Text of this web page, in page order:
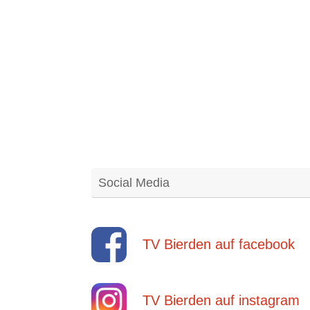
Social Media
TV Bierden auf facebook
TV Bierden auf instagram